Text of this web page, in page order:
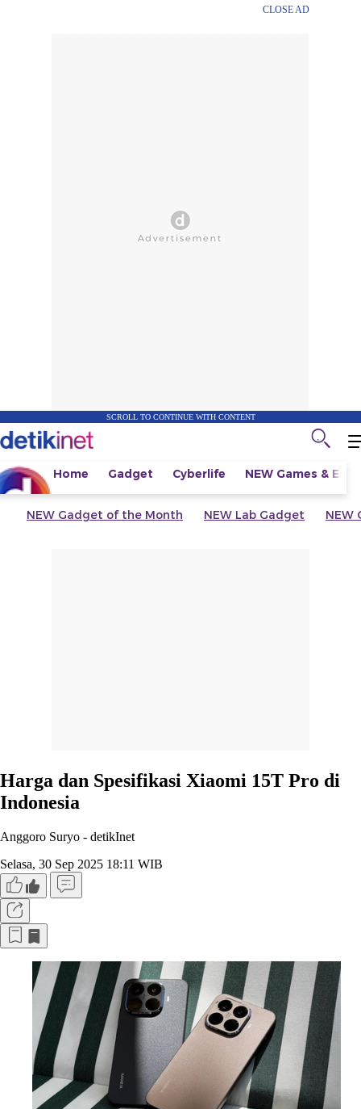
CLOSE AD
SCROLL TO CONTINUE WITH CONTENT
Home Gadget Cyberlife NEW Games &
NEW Gadget of the Month NEW Lab Gadget NEW
Harga dan Spesifikasi Xiaomi 15T Pro di
Indonesia
Anggoro Suryo - detikInet
Selasa, 30 Sep 2025 18:11 WIB